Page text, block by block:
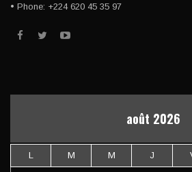
• Phone: +224 620 45 35 97
août 2026
L M M J